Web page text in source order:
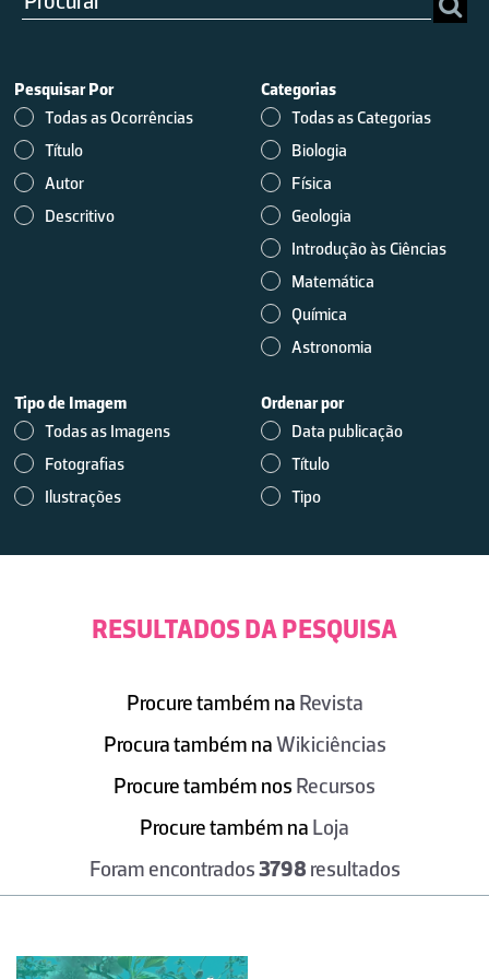
Pesquisar Por
Todas as Ocorrências
Título
Autor
Descritivo
Categorias
Todas as Categorias
Biologia
Física
Geologia
Introdução às Ciências
Matemática
Química
Astronomia
Tipo de Imagem
Todas as Imagens
Fotografias
Ilustrações
Ordenar por
Data publicação
Título
Tipo
RESULTADOS DA PESQUISA
Procure também na Revista
Procura também naWikiciências
Procure também nos Recursos
Procure também na Loja
Foram encontrados3798 resultados